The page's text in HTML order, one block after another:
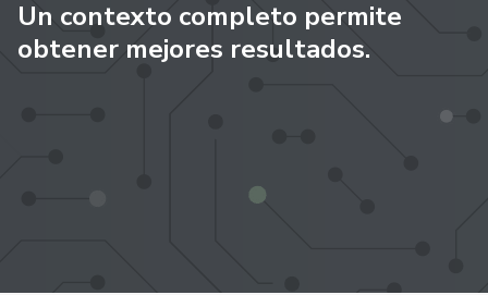
Un contexto completo permite
obtener mejores resultados.